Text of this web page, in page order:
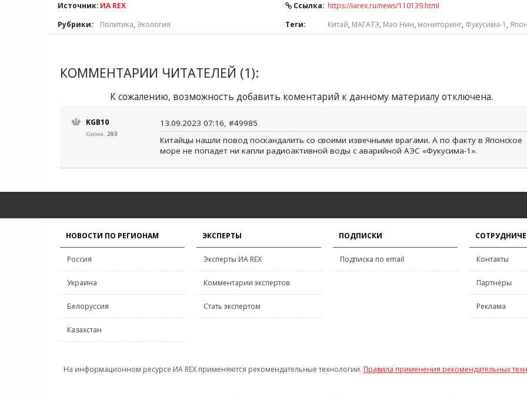
Источник: ИА REX Ссылка: https://iarex.ru/news/110139.html
Рубрики:
Политика, Экология Теги: Китай, МАГАТЭ, Мао Нин, мониторинг, Фукусима-1 ,
КОММЕНТАРИИ ЧИТАТЕЛЕЙ (1):
К сожалению, возможность добавить коментарий к данному материалу отключена.
KGB10
Карма: 293
13.09.2023 07:16, #49985
Китайцы нашли повод поскандалить со своими извечными врагами. А по факту в Японское
море не попадет ни капли радиоактивной воды с аварийной АЭС «Фукусима-1».
НОВОСТИ ПО РЕГИОНАМ
Россия
Украина
Белоруссия
Казахстан
ЭКСПЕРТЫ
Эксперты ИА REX
Комментарии экспертов
Стать экспертом
ПОДПИСКИ
Подписка по email Контакты
Партнёры
Реклама
На информационном ресурсе ИА REX применяются рекомендательные технологии. Правила применения рекомендательных